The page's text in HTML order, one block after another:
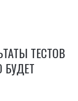
ТЕСТОВ
БУДЕТ